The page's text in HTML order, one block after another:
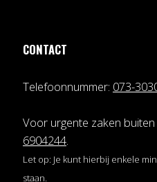
CONTACT
Telefoonnummer: 073-
Voor urgente zaken
6904244.
Let op: Je kunt hierbij enkele
staan.